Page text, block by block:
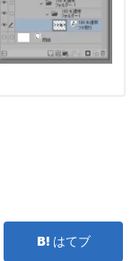
はてブ